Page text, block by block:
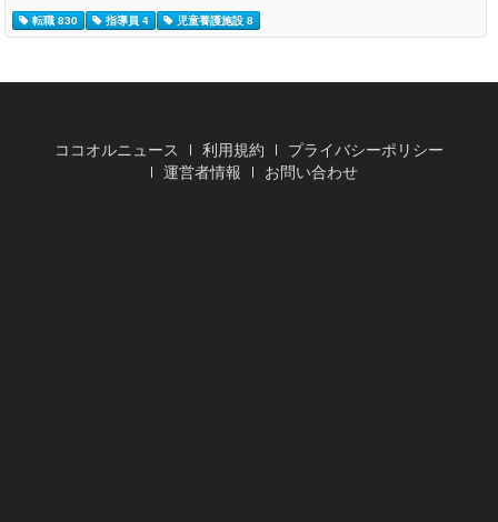
転職 830 指導員 4 児童養護施設 8
ココオルニュース 利用規約
プライバシーポリシー
運営者情報
お問い合わせ